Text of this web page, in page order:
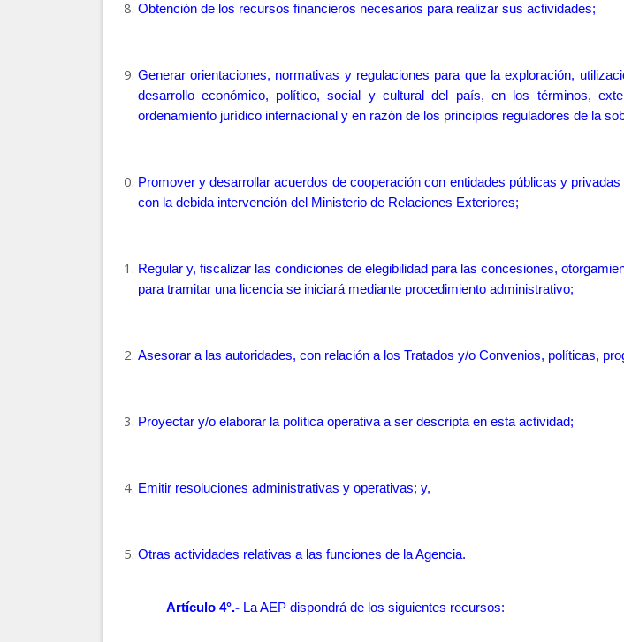
Obtención de los recursos financieros necesarios para realizar sus actividades;
Generar orientaciones, normativas y regulaciones para que la exploración,
desarrollo económico, político, social y cultural del país, en los términos,
ordenamiento jurídico internacional y en razón de los principios reguladores de la
Promover y desarrollar acuerdos de cooperación con entidades públicas y
con la debida intervención del Ministerio de Relaciones Exteriores;
Regular y, fiscalizar las condiciones de elegibilidad para las concesiones,
para tramitar una licencia se iniciará mediante procedimiento administrativo;
Asesorar a las autoridades, con relación a los Tratados y/o Convenios, políticas,
Proyectar y/o elaborar la política operativa a ser descripta en esta actividad;
Emitir resoluciones administrativas y operativas; y,
Otras actividades relativas a las funciones de la Agencia.
Artículo 4°.- La AEP dispondrá de los siguientes recursos: